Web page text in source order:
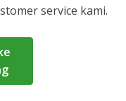
service kami.